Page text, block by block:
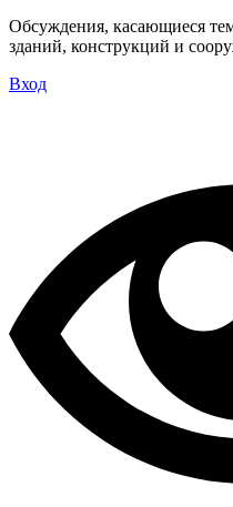
Обсуждения, касающиеся
зданий, конструкций и
Вход